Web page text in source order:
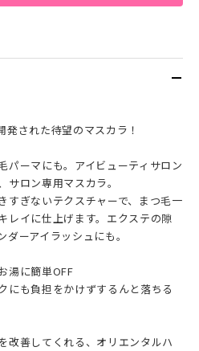
発された待望のマスカラ！
パーマにも。アイビューティサロン
ロン専用マスカラ。
すぎないテクスチャーで、まつ毛一
レイに仕上げます。エクステの隙
ーアイラッシュにも。
湯に簡単OFF
にも負担をかけずするんと落ちる
改善してくれる、オリエンタルハ